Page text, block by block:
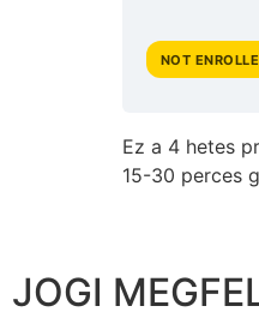
NOT
Ez a 4 hetes
15-30 perces
JOGI